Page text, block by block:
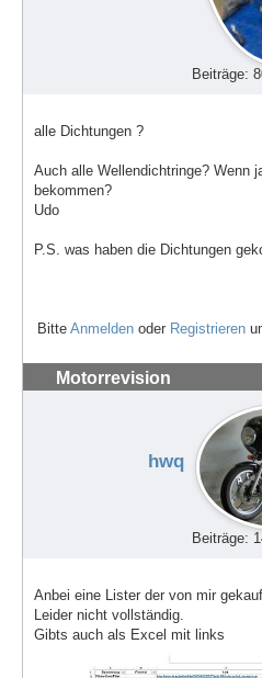
Beiträge:
alle Dichtungen ?
Auch alle Wellendichtringe? Wenn
bekommen?
Udo
P.S. was haben die Dichtungen
Bitte Anmelden oder Registrieren
Motorrevision
hwq
Beiträge:
Anbei eine Lister der von mir
Leider nicht vollständig.
Gibts auch als Excel mit links